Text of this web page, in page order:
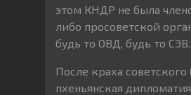
этом КНДР не была
либо просоветской
будь то ОВД, будь то СЭВ.
После краха советского
пхеньянская